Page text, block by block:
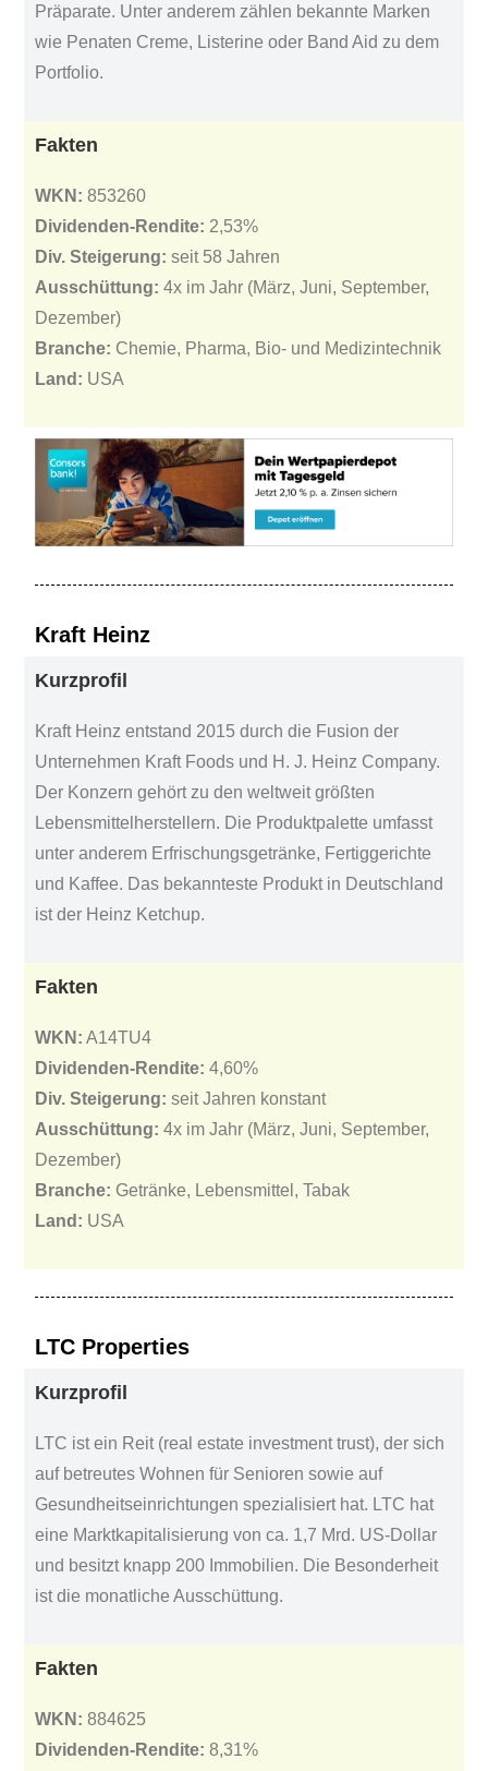
Präparate. Unter anderem zählen bekannte Marken
wie Penaten Creme, Listerine oder Band Aid zu dem
Portfolio.
Fakten
WKN: 853260
Dividenden-Rendite: 2,53%
Div. Steigerung: seit 58 Jahren
Ausschüttung: 4x im Jahr (März, Juni, September,
Dezember)
Branche: Chemie, Pharma, Bio- und Medizintechnik
Land: USA
Kraft Heinz
Kurzprofil
Kraft Heinz entstand 2015 durch die Fusion der
Unternehmen Kraft Foods und H. J. Heinz Company.
Der Konzern gehört zu den weltweit größten
Lebensmittelherstellern. Die Produktpalette umfasst
unter anderem Erfrischungsgetränke, Fertiggerichte
und Kaffee. Das bekannteste Produkt in Deutschland
ist der Heinz Ketchup.
Fakten
WKN: A14TU4
Dividenden-Rendite: 4,60%
Div. Steigerung: seit Jahren konstant
Ausschüttung: 4x im Jahr (März, Juni, September,
Dezember)
Branche: Getränke, Lebensmittel, Tabak
Land: USA
LTC Properties
Kurzprofil
LTC ist ein Reit (real estate investment trust), der sich
auf betreutes Wohnen für Senioren sowie auf
Gesundheitseinrichtungen spezialisiert hat. LTC hat
eine Marktkapitalisierung von ca. 1,7 Mrd. US-Dollar
und besitzt knapp 200 Immobilien. Die Besonderheit
ist die monatliche Ausschüttung.
Fakten
WKN: 884625
Dividenden-Rendite: 8,31%